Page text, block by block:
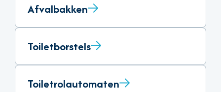
Afvalbakken
Toiletborstels
Toiletrolautomaten